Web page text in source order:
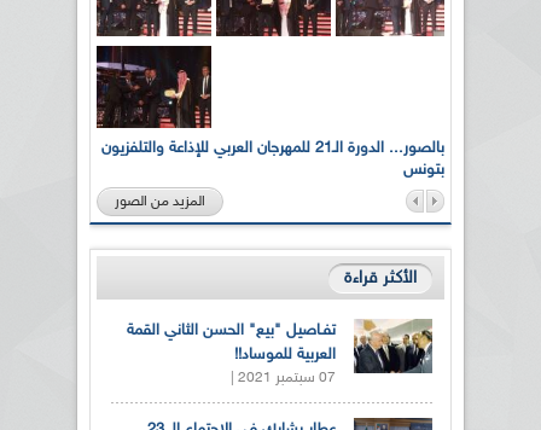
بالصور... الدورة الـ21 للمهرجان العربي للإذاعة والتلفزيون
بتونس
المزيد من الصور
الأكثر قراءة
تفـاصيل "بيع" الحسن الثاني القمة
العربية للموساد!!
07 سبتمبر 2021 |